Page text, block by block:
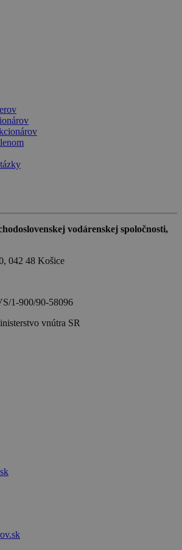
vodárenskej spoločnosti,
042 48 Košice
1-900/90-58096
vnútra SR